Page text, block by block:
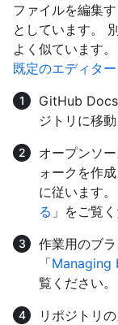
ファイルを編集
としています。
よく似ています
既定のエディタ
GitHub Docs
ジトリに移動
オープンソ
ォークを作
に従います
る 」をご覧く
作業用のブ
「Managing
覧ください。
リポジトリ